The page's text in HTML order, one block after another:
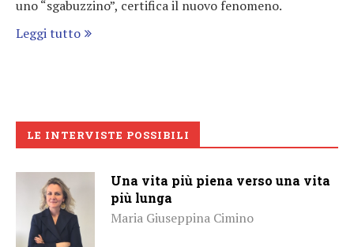
uno “sgabuzzino”, certifica il nuovo fenomeno.
Leggi tutto
LE INTERVISTE POSSIBILI
Una vita più piena verso una vita
più lunga
Maria Giuseppina Cimino